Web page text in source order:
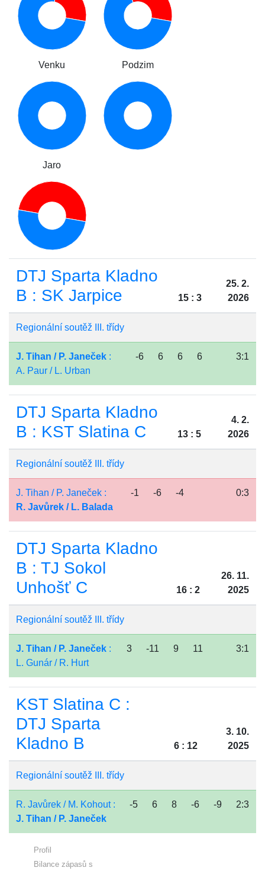
Venku Podzim
Jaro
DTJ Sparta Kladno
B : SK Jarpice
15 : 3
25. 2.
2026
Regionální soutěž III. třídy
J. Tihan / P. Janeček :
A. Paur / L. Urban
-6 6 6 6 3:1
DTJ Sparta Kladno
B : KST Slatina C
13 : 5
4. 2.
2026
Regionální soutěž III. třídy
J. Tihan / P. Janeček :
R. Javůrek / L. Balada
-1 -6 -4 0:3
DTJ Sparta Kladno
B : TJ Sokol
Unhošť C
16 : 2
26. 11.
2025
Regionální soutěž III. třídy
J. Tihan / P. Janeček :
L. Gunár / R. Hurt
3 -11 9 11 3:1
KST Slatina C :
DTJ Sparta
Kladno B
6 : 12
3. 10.
2025
Regionální soutěž III. třídy
R. Javůrek / M. Kohout :
J. Tihan / P. Janeček
-5 6 8 -6 -9 2:3
Profil
Bilance zápasů s